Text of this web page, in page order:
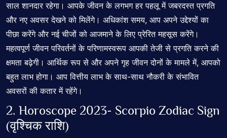
साल शानदार रहेगा। आपके जीवन के लगभग हर पहलू में जबरदस्त प्रगति
और नए अवसर देखने को मिलेंगे। अधिकांश समय, आप अपने उद्देश्यों का
पीछा करेंगे और नई चीजों को आजमाने के लिए प्रेरित महसूस करेंगे।
महत्वपूर्ण जीवन परिवर्तनों के परिणामस्वरूप आपकी तेजी से प्रगति करने की
क्षमता बढ़ेगी। आर्थिक रूप से और अपने गृह जीवन दोनों के मामले में, आपको
बहुत लाभ होगा। आप वित्तीय लाभ के साथ-साथ नौकरी के संभावित
अवसरों की कतार में रहेंगे।
2. Horoscope 2023- Scorpio Zodiac Sign
(वृश्चिक राशि)